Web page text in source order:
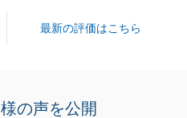
最新の評価はこちら
の声を公開